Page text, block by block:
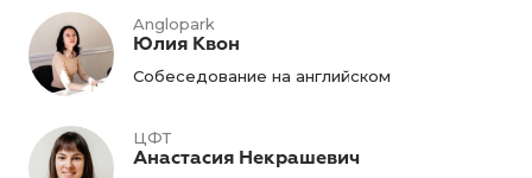
Anglopark
Юлия Квон
Собеседование на английском
ЦФТ
Анастасия Некрашевич